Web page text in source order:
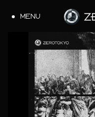
MENU